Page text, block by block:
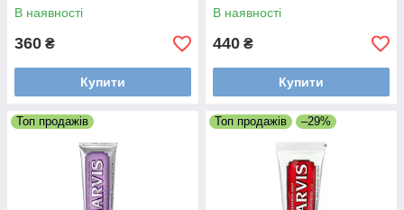
В наявності
360 ₴
Купити
(8004395112425)
В наявності
440 ₴
Купити
Топ продажів Топ продажів –29%